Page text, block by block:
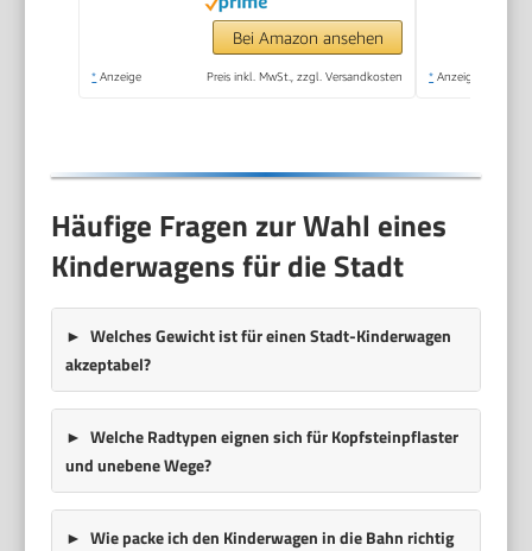
Bei Amazon ansehen
* Anzeige Preis inkl. MwSt., zzgl. Versandkosten * Anzeige
Häufige Fragen zur Wahl eines
Kinderwagens für die Stadt
Welches Gewicht ist für einen Stadt-Kinderwagen
akzeptabel?
Welche Radtypen eignen sich für Kopfsteinpflaster
und unebene Wege?
Wie packe ich den Kinderwagen in die Bahn richtig